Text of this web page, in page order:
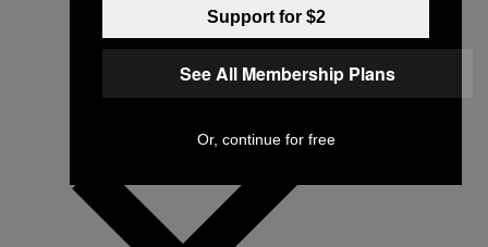
Support for $2
See All Membership Plans
Or, continue for free